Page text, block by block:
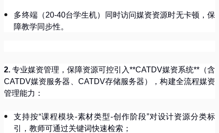
多终端（20-40台学生机）同时访问媒资资源时无卡顿，保
障教学同步性。
2. 专业媒资管理，保障资源可控引入**CATDV媒资系统** （含
CATDV媒资服务器、 CATDV存储服务器），构建全流程媒资
管理能力：
支持按“课程模块-素材类型-创作阶段”对设计资源分类标
引，教师可通过关键词快速检索；